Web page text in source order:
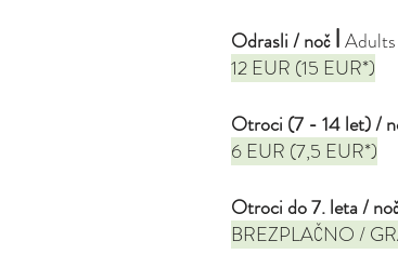
Odrasli / nočI
12 EUR (15 EUR*)
Otroci (7 - 14 let) /
6 EUR (7,5 EUR*)
Otroci do 7. leta / noč
BREZPLAČNO /